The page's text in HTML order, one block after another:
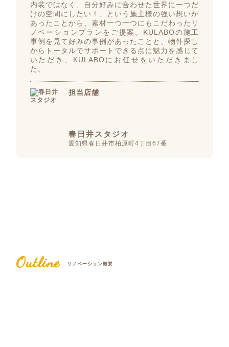
内装ではなく、自分好みに合わせた世界に一つだ
けの空間にしたい！」という施主様の強い想いが
あったことから、素材一つ一つにもこだわったリ
ノベーションプランをご提案。KULABOの施工
事例を見て好みの事例があったことと、物件探し
からトータルでサポートできる点に魅力を感じて
いただき、KULABOにお任せをいただきまし
た。
担当店舗
春日井スタジオ
愛知県春日井市柏原町4丁目67番
Outline リノベーション概要